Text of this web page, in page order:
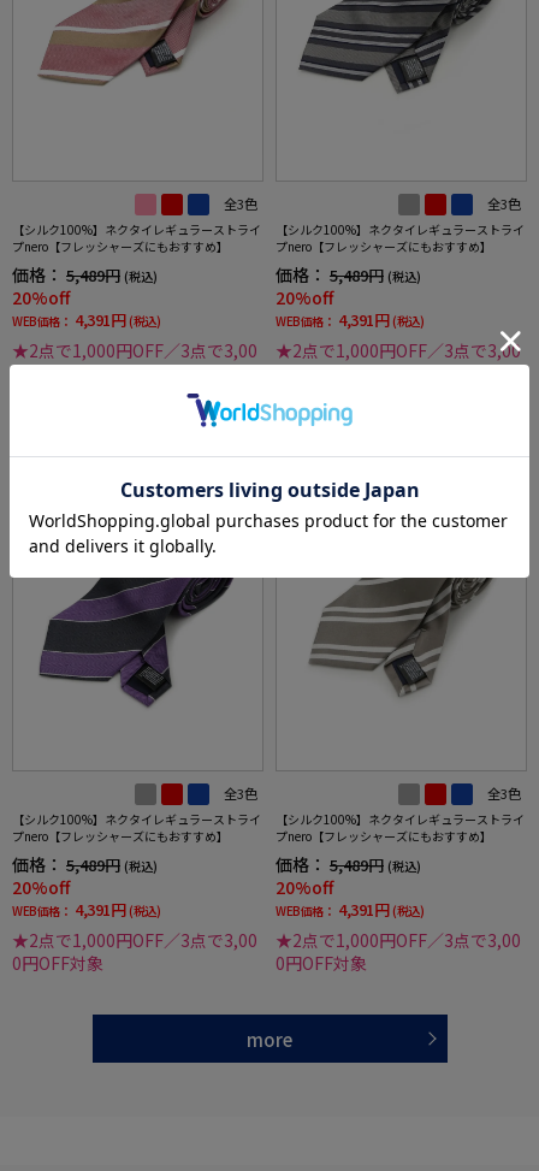
全3色
【シルク100%】ネクタイレギュラーストライ
プnero【フレッシャーズにもおすすめ】
価格： 5,489円 (税込)
20%off
WEB価格： 4,391円 (税込)
★2点で1,000円OFF／3点で3,00
0円OFF対象
全3色
【シルク100%】ネクタイレギュラーストライ
プnero【フレッシャーズにもおすすめ】
価格： 5,489円 (税込)
20%off
WEB価格： 4,391円 (税込)
★2点で1,000円OFF／3点で3,00
全3色
【シルク100%】ネクタイレギュラーストライ
プnero【フレッシャーズにもおすすめ】
価格： 5,489円 (税込)
20%off
WEB価格： 4,391円 (税込)
★2点で1,000円OFF／3点で3,00
0円OFF対象
SALE
全3色
【シルク100%】ネクタイレギュラーストライ
プnero【フレッシャーズにもおすすめ】
価格： 5,489円 (税込)
20%off
WEB価格： 4,391円 (税込)
★2点で1,000円OFF／3点で3,00
0円OFF対象
more